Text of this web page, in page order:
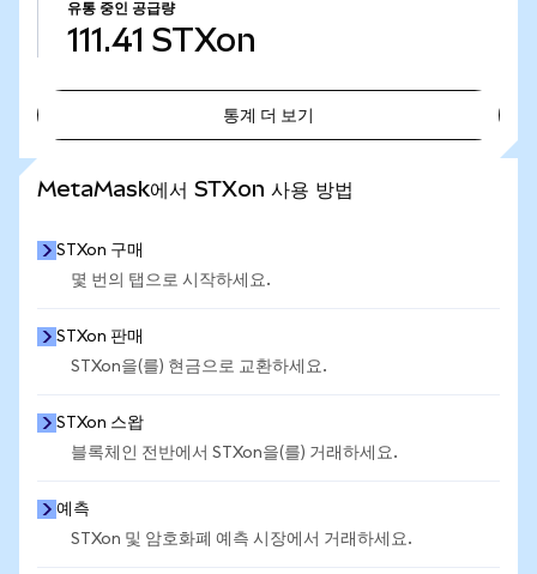
유통 중인 공급량
111.41 STXon
통계 더 보기
MetaMask에서 STXon 사용 방법
STXon 구매
몇 번의 탭으로 시작하세요.
STXon 판매
STXon을(를) 현금으로 교환하세요.
STXon 스왑
블록체인 전반에서 STXon을(를) 거래하세요.
예측
STXon 및 암호화폐 예측 시장에서 거래하세요.